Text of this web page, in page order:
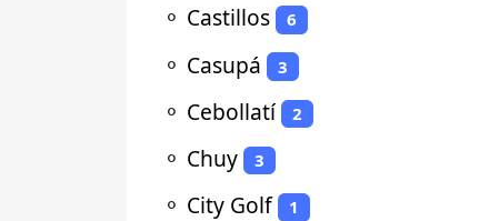
⚬ Castillos 6
⚬ Casupá 3
⚬ Cebollatí 2
⚬ Chuy 3
⚬ City Golf 1